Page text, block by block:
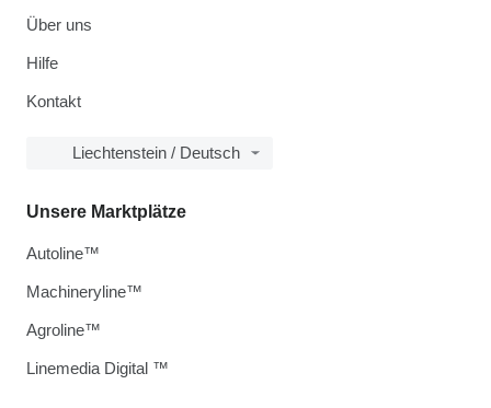
Über uns
Hilfe
Kontakt
Liechtenstein / Deutsch
Unsere Marktplätze
Autoline™
Machineryline™
Agroline™
Linemedia Digital ™